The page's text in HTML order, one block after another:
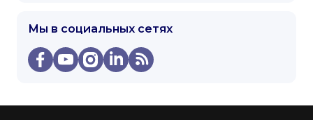
Мы в социальных сетях